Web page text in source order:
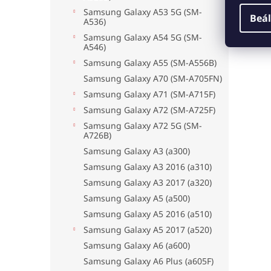
Samsung Galaxy A53 5G (SM-
A536)
Samsung Galaxy A54 5G (SM-
A546)
Samsung Galaxy A55 (SM-A556B)
Samsung Galaxy A70 (SM-A705FN)
Samsung Galaxy A71 (SM-A715F)
Samsung Galaxy A72 (SM-A725F)
Samsung Galaxy A72 5G (SM-
A726B)
Samsung Galaxy A3 (a300)
Samsung Galaxy A3 2016 (a310)
Samsung Galaxy A3 2017 (a320)
Samsung Galaxy A5 (a500)
Samsung Galaxy A5 2016 (a510)
Samsung Galaxy A5 2017 (a520)
Samsung Galaxy A6 (a600)
Samsung Galaxy A6 Plus (a605F)